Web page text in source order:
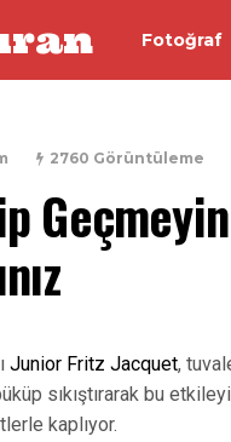
Fotoğraf
2760 Görüntüleme
Junior Fritz Jacquet,
sıkıştırarak bu
kaplıyor.